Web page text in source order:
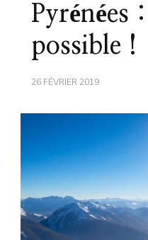
Pyrénées :
possible !
26 FÉVRIER 2019